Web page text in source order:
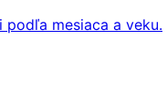
mesiaca a veku.